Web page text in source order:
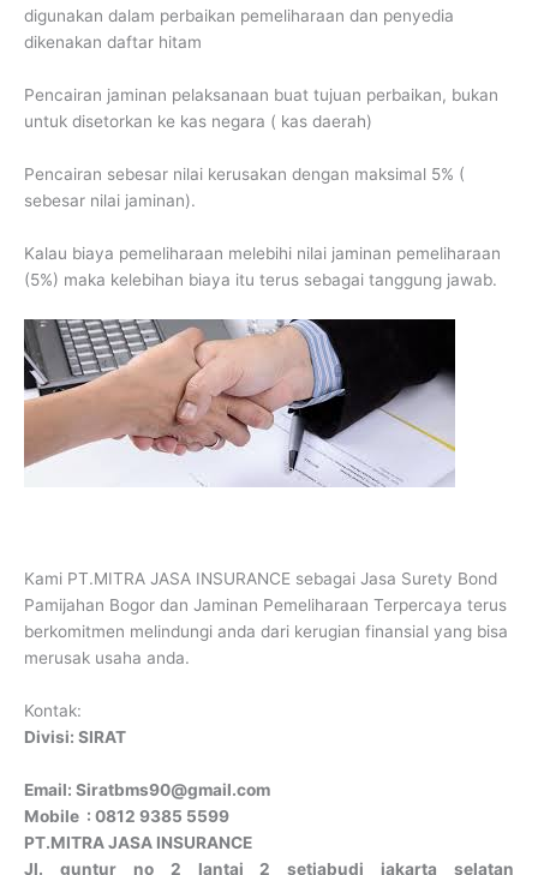
digunakan dalam perbaikan pemeliharaan dan penyedia
dikenakan daftar hitam
Pencairan jaminan pelaksanaan buat tujuan perbaikan, bukan
untuk disetorkan ke kas negara ( kas daerah)
Pencairan sebesar nilai kerusakan dengan maksimal 5% (
sebesar nilai jaminan).
Kalau biaya pemeliharaan melebihi nilai jaminan pemeliharaan
(5%) maka kelebihan biaya itu terus sebagai tanggung jawab.
Kami PT.MITRA JASA INSURANCE sebagai Jasa Surety Bond
Pamijahan Bogor dan Jaminan Pemeliharaan Terpercaya terus
berkomitmen melindungi anda dari kerugian finansial yang bisa
merusak usaha anda.
Kontak:
Divisi: SIRAT
Email: Siratbms90@gmail.com
Mobile : 0812 9385 5599
PT.MITRA JASA INSURANCE
Jl. guntur no 2 lantai 2 setiabudi jakarta selatan